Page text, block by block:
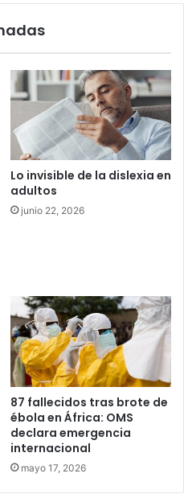
Lo invisible de la dislexia en
adultos
junio 22, 2026
87 fallecidos tras brote de
ébola en África: OMS
declara emergencia
internacional
mayo 17, 2026